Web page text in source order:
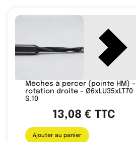
Mèches à percer (pointe HM) –
rotation droite – Ø6xLU35xLT70
S.10
13,08 € TTC
Ajouter au panier